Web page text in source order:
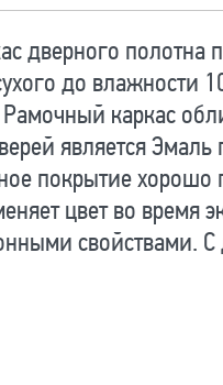
дверного полотна
до влажности
Рамочный каркас
является
покрытие хорошо
цвет во время
свойствами.